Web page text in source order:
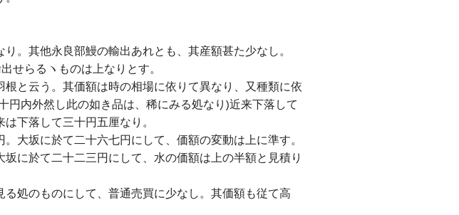
其他永良部鰻の輸出あれとも、其産額甚た少なし。
らるヽものは上なりとす。
と云う。其価額は時の相場に依りて異なり、又種類に依
内外然し此の如き品は、稀にみる処なり)近来下落して
下落して三十円五厘なり。
大坂に於て二十六七円にして、価額の変動は上に準す。
に於て二十二三円にして、水の価額は上の半額と見積り
処のものにして、普通売買に少なし。其価額も従て高